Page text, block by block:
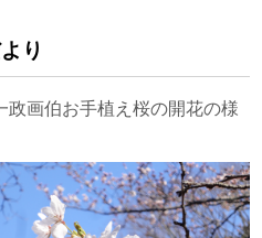
用
り
政画伯お手植え桜の開花の様